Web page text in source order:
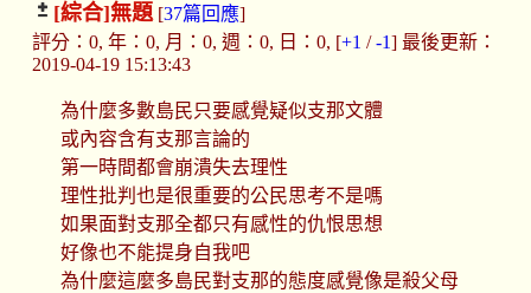
[綜合]無題[37篇回應]
評分：0, 年：0, 月：0, 週：0, 日：0, [+1 /-1] 最後更新：
2019-04-19 15:13:43
為什麼多數島民只要感覺疑似支那文體
或內容含有支那言論的
第一時間都會崩潰失去理性
理性批判也是很重要的公民思考不是嗎
如果面對支那全都只有感性的仇恨思想
好像也不能提身自我吧
為什麼這麼多島民對支那的態度感覺像是殺父母